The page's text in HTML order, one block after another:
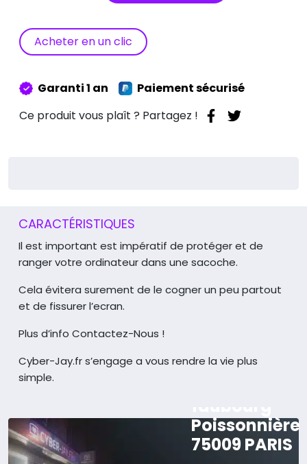
Pochette
Protection
Pouces
Acheter en un clic
Garanti 1 an
Paiement sécurisé
Ce produit vous plaît ? Partagez !
CARACTÉRISTIQUES
Il est important est impératif de protéger et de
ranger votre ordinateur dans une sacoche.
Cela évitera surement de le cogner un peu partout
et de fissurer l’ecran.
Plus d’info Contactez-Nous !
Cyber-Jay.fr s’engage a vous rendre la vie plus
simple.
Poissonnière
75009 PARIS